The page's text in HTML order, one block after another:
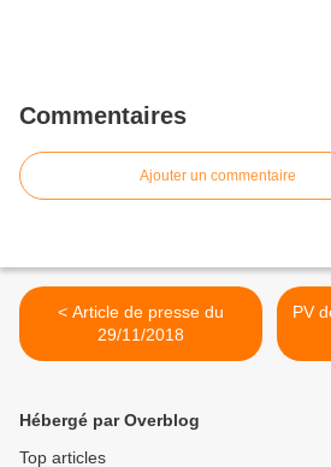
Commentaires
Ajouter un commentaire
< Article de presse du
29/11/2018
PV
Hébergé par Overblog
Top articles